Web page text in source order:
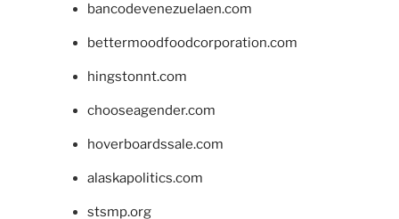
bancodevenezuelaen.com
bettermoodfoodcorporation.com
hingstonnt.com
chooseagender.com
hoverboardssale.com
alaskapolitics.com
stsmp.org